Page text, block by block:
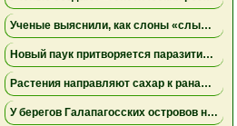
Ученые выяснили, как слоны «слышат» шаги и передают сообщения через землю
Новый паук притворяется паразитическим грибом
Растения направляют сахар к ранам, чтобы быстрее восстановиться
У берегов Галапагосских островов нашли крошечного синего осьминога нового вида